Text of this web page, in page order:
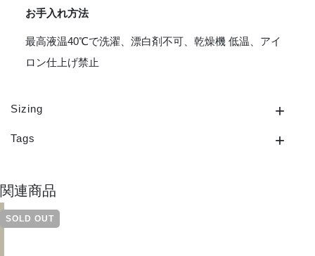
お手入れ方法
最高液温40℃で洗濯、漂白剤不可、乾燥機 低温、アイ
ロン仕上げ禁止
Sizing
Tags
関連商品
SOLD OUT